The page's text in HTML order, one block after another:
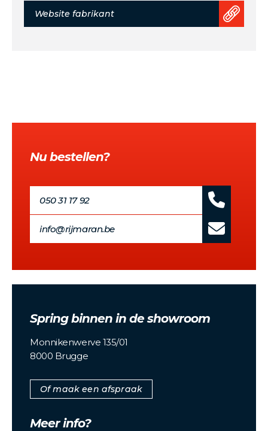
Website fabrikant
Nu bestellen?
050 31 17 92
info@rijmaran.be
Spring binnen in de showroom
Monnikenwerve 135/01
8000 Brugge
Of maak een afspraak
Meer info?